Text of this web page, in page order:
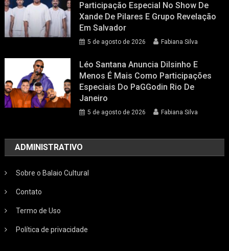
Participação Especial No Show De
Xande De Pilares E Grupo Revelação
Em Salvador
5 de agosto de 2026 Fabiana Silva
Léo Santana Anuncia Dilsinho E
Menos É Mais Como Participações
Especiais Do PaGGodin Rio De
Janeiro
5 de agosto de 2026 Fabiana Silva
ADMINISTRATIVO
Sobre o Balaio Cultural
Contato
Termo de Uso
Política de privacidade